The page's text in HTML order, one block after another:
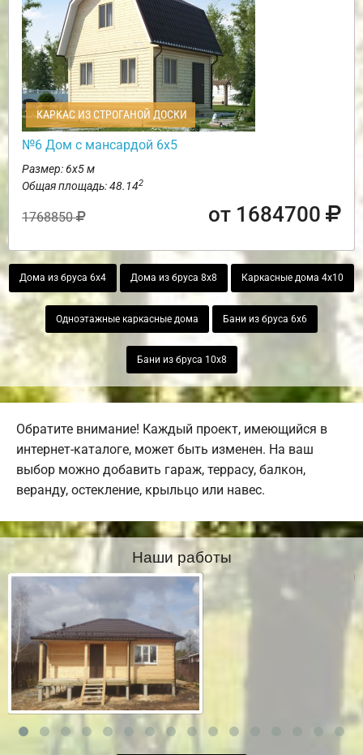
КАРКАС ИЗ СТРОГАНОЙ ДОСКИ
№6 Дом с мансардой 6х5
Размер: 6х5 м
Общая площадь: 48.142
1768850 от 1684700
Дома из бруса 6х4 Дома из бруса 8х8 Каркасные дома 4х10
Одноэтажные каркасные дома Бани из бруса 6х6
Бани из бруса 10х8
Обратите внимание! Каждый проект, имеющийся в
интернет-каталоге, может быть изменен. На ваш
выбор можно добавить гараж, террасу, балкон,
веранду, остекление, крыльцо или навес.
Наши работы